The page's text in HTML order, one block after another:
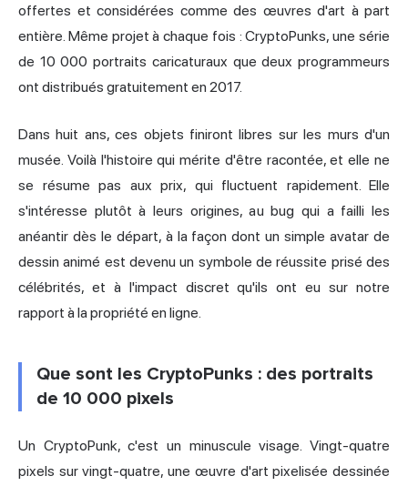
offertes et considérées comme des œuvres d'art à part
entière. Même projet à chaque fois : CryptoPunks, une série
de 10 000 portraits caricaturaux que deux programmeurs
ont distribués gratuitement en 2017.
Dans huit ans, ces objets finiront libres sur les murs d'un
musée. Voilà l'histoire qui mérite d'être racontée, et elle ne
se résume pas aux prix, qui fluctuent rapidement. Elle
s'intéresse plutôt à leurs origines, au bug qui a failli les
anéantir dès le départ, à la façon dont un simple avatar de
dessin animé est devenu un symbole de réussite prisé des
célébrités, et à l'impact discret qu'ils ont eu sur notre
rapport à la propriété en ligne.
Que sont les CryptoPunks : des portraits
de 10 000 pixels
Un CryptoPunk, c'est un minuscule visage. Vingt-quatre
pixels sur vingt-quatre, une œuvre d'art pixelisée dessinée